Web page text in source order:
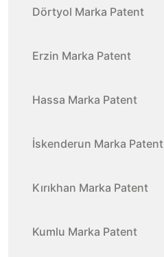
Dörtyol Marka Patent
Erzin Marka Patent
Hassa Marka Patent
İskenderun Marka Patent
Kırıkhan Marka Patent
Kumlu Marka Patent